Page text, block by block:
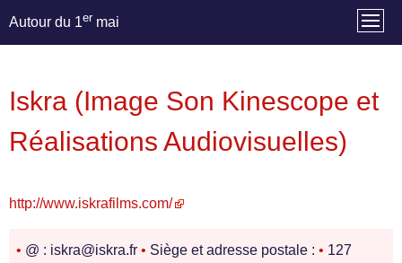
Autour du 1er mai
Iskra (Image Son Kinescope et
Réalisations Audiovisuelles)
http://www.iskrafilms.com/
• @ : iskra@iskra.fr • Siège et adresse postale : • 127